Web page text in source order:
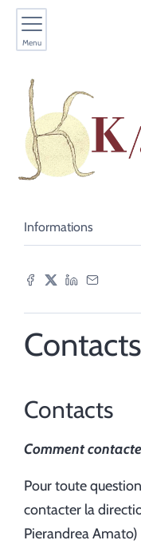
Menu
Informations
Contacts
Comment
Pour toute
contacter la
Pierandrea Amato)